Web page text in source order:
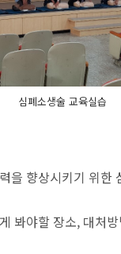
심폐소생술 교육실습
을 향상시키기 위한
봐야할 장소, 대처